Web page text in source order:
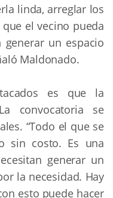
linda, arreglar los
el vecino pueda
un espacio
Maldonado.
es que la
convocatoria se
“Todo el que se
sin costo. Es una
generar un
la necesidad. Hay
esto puede hacer